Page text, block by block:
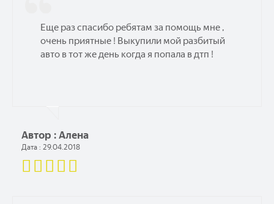
Еще раз спасибо ребятам за помощь мне ,
очень приятные ! Выкупили мой разбитый
авто в тот же день когда я попала в дтп !
Автор : Алена
Дата : 29.04.2018